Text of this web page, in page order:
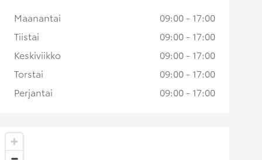
Maanantai
09:00 - 17:00
Tiistai
09:00 - 17:00
Keskiviikko
09:00 - 17:00
Torstai
09:00 - 17:00
Perjantai
09:00 - 17:00